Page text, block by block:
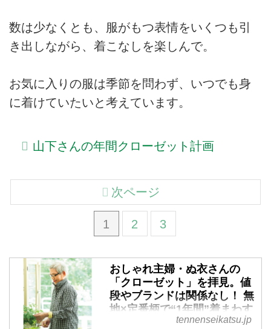
数は少なくとも、服がもつ表情をいくつも引
き出しながら、着こなしを楽しんで。
お気に入りの服は季節を問わず、いつでも身
に着けていたいと考えています。
山下さんの年間クローゼット計画
1 2 3
次ページ
おしゃれ主婦・ぬ衣さんの
「クローゼット」を拝見。値
段やブランドは関係なし！ 無
地×定番柄で“1年間”着まわす
／歳を重ねて楽しむ暮らし -
tennenseikatsu.jp